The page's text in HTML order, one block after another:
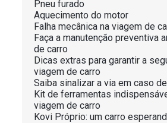
Pneu furado
Aquecimento do motor
Falha mecânica na viagem de
Faça a manutenção preventiva
de carro
Dicas extras para garantir a
viagem de carro
Saiba sinalizar a via em caso
Kit de ferramentas
viagem de carro
Kovi Próprio: um carro